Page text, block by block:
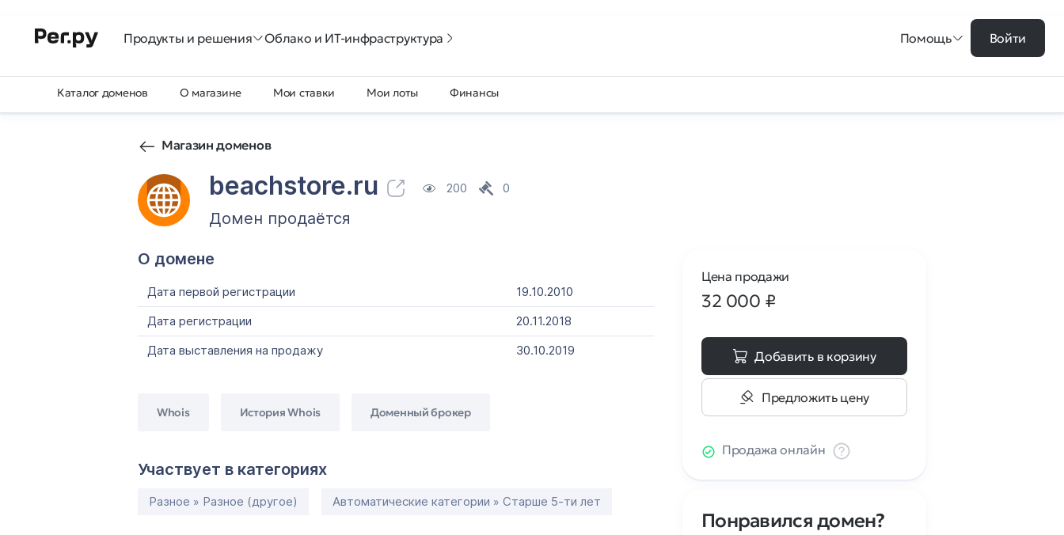
Продукты и решения Облако и ИТ-инфраструктура Помощь Войти
Каталог доменов О магазине Мои ставки Мои лоты Финансы
Магазин доменов
beachstore.ru 200 0
Домен продаётся
О домене
Дата первой регистрации
19.10.2010
Дата регистрации
20.11.2018
Дата выставления на продажу
30.10.2019
Whois История Whois Доменный брокер
Участвует в категориях
Разное » Разное (другое) Автоматические категории » Старше 5-ти лет
Цена продажи
32 000 ₽
Добавить в корзину
Предложить цену
Продажа онлайн
Понравился домен?